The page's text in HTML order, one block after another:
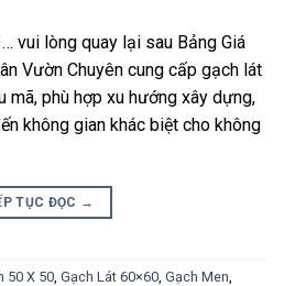
vui lòng quay lại sau Bảng Giá
Vườn Chuyên cung cấp gạch lát
mã, phù hợp xu hướng xây dựng,
không gian khác biệt cho không
TỤC ĐỌC →
50 X 50 Gạch Lát 60×60 Gạch Men